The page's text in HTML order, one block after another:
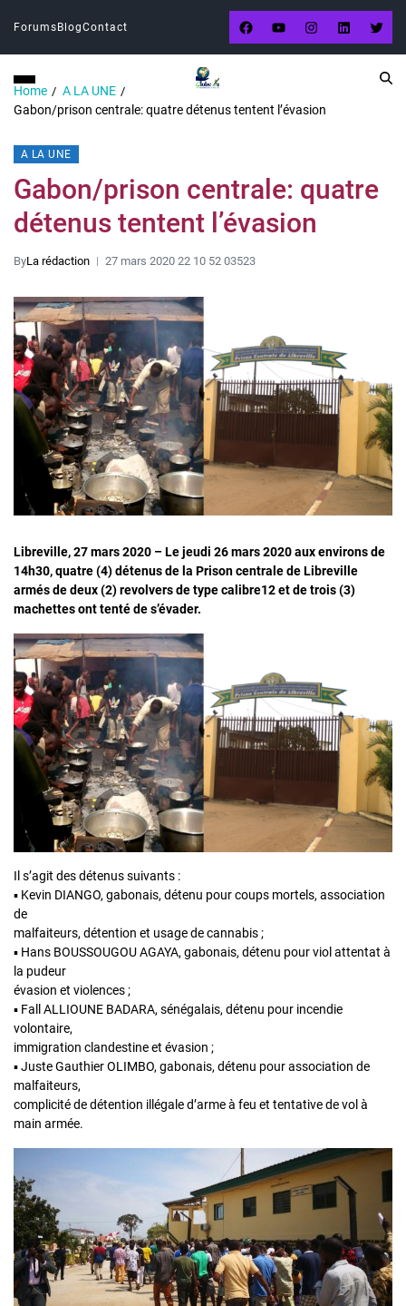
Forums BlogContact
Home
A LA UNE
Gabon/prison centrale: quatre détenus tentent l’évasion
A LA UNE
Gabon/prison centrale: quatre
détenus tentent l’évasion
ByLa rédaction 27 mars 2020 22 10 52 03523
Libreville, 27 mars 2020 – Le jeudi 26 mars 2020 aux environs de
14h30, quatre (4) détenus de la Prison centrale de Libreville
armés de deux (2) revolvers de type calibre12 et de trois (3)
machettes ont tenté de s’évader.
Il s’agit des détenus suivants :
▪ Kevin DIANGO, gabonais, détenu pour coups mortels, association
de
malfaiteurs, détention et usage de cannabis ;
▪ Hans BOUSSOUGOU AGAYA, gabonais, détenu pour viol attentat à
la pudeur
évasion et violences ;
▪ Fall ALLIOUNE BADARA, sénégalais, détenu pour incendie
volontaire,
immigration clandestine et évasion ;
▪ Juste Gauthier OLIMBO, gabonais, détenu pour association de
malfaiteurs,
complicité de détention illégale d’arme à feu et tentative de vol à
main armée.